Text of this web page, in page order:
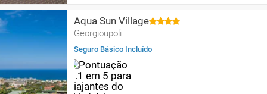
Aqua Sun Village
Georgioupoli
Seguro Básico Incluído